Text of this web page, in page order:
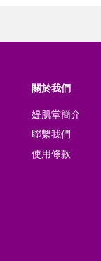
關於我們
媞肌堂簡介
聯繫我們
使用條款